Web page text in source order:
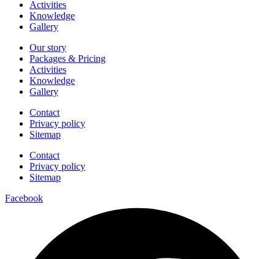
Activities
Knowledge
Gallery
Our story
Packages & Pricing
Activities
Knowledge
Gallery
Contact
Privacy policy
Sitemap
Contact
Privacy policy
Sitemap
Facebook